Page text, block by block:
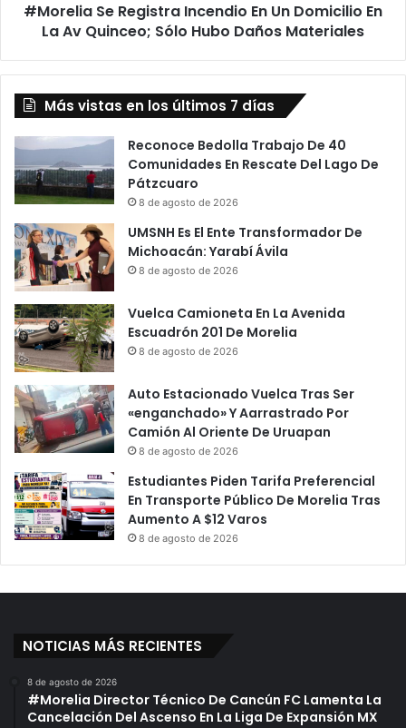
Av
Quinceo;
Materiales
#Morelia Se Registra Incendio En Un Domicilio En
La Av Quinceo; Sólo Hubo Daños Materiales
Más vistas en los últimos 7 días
Reconoce Bedolla Trabajo De 40
Comunidades En Rescate Del Lago De
Pátzcuaro
8 de agosto de 2026
UMSNH Es El Ente Transformador De
Michoacán: Yarabí Ávila
8 de agosto de 2026
Vuelca Camioneta En La Avenida
Escuadrón 201 De Morelia
8 de agosto de 2026
Auto Estacionado Vuelca Tras Ser
«enganchado» Y Aarrastrado Por
Camión Al Oriente De Uruapan
8 de agosto de 2026
Estudiantes Piden Tarifa Preferencial
En Transporte Público De Morelia Tras
Aumento A $12 Varos
8 de agosto de 2026
NOTICIAS MÁS RECIENTES
8 de agosto de 2026
#Morelia Director Técnico De Cancún FC Lamenta La
Cancelación Del Ascenso En La Liga De Expansión MX